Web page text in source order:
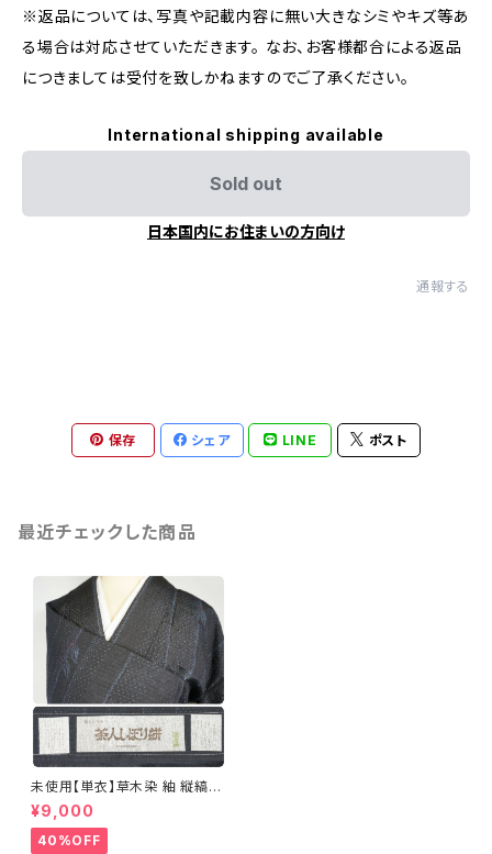
※返品については、写真や記載内容に無い大きなシミやキズ等あ
る場合は対応させていただきます。 なお、お客様都合による返品
につきましては受付を致しかねますのでご了承ください。
International shipping available
Sold out
日本国内にお住まいの方向け
通報する
保存 シェア LINE ポスト
最近チェックした商品
未使用【単衣】草木染 紬 縦縞
小紋 正絹 紺 黒 556
¥9,000
40%OFF